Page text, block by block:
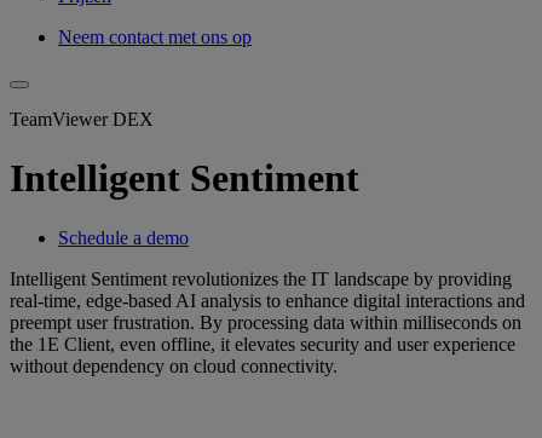
Neem contact met ons op
TeamViewer DEX
Intelligent Sentiment
Schedule a demo
Intelligent Sentiment revolutionizes the IT landscape by providing
real-time, edge-based AI analysis to enhance digital interactions and
preempt user frustration. By processing data within milliseconds on
the 1E Client, even offline, it elevates security and user experience
without dependency on cloud connectivity.